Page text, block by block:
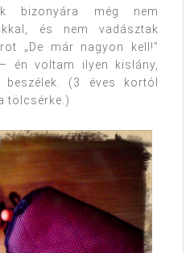
bizonyára még nem
és nem vadásztak
„De már nagyon kell!”
én voltam ilyen kislány,
(3 éves kortól
tölcsérke.)